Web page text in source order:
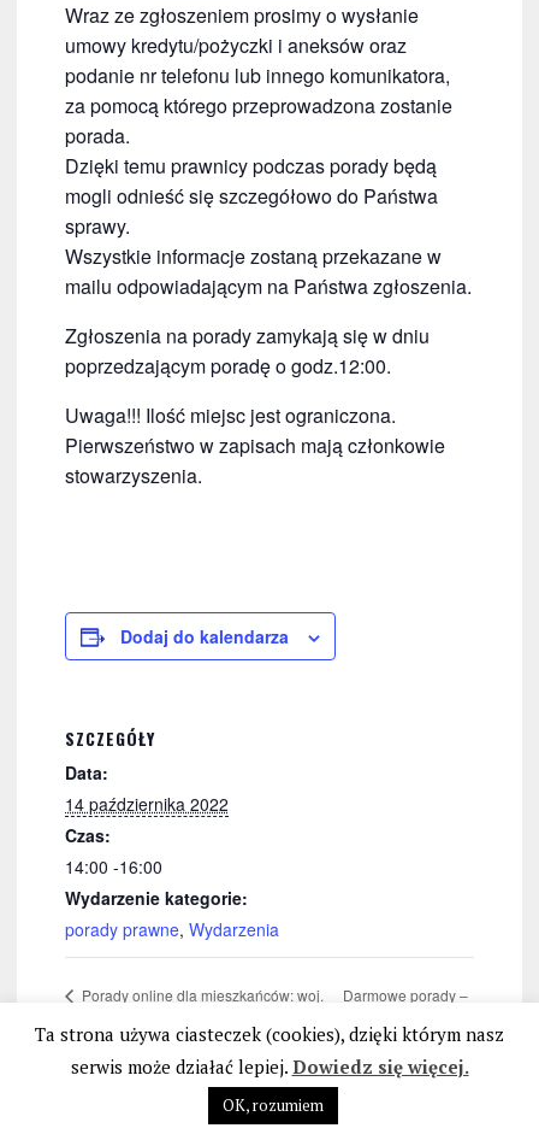
Wraz ze zgłoszeniem prosimy o wysłanie
umowy kredytu/pożyczki i aneksów oraz
podanie nr telefonu lub innego komunikatora,
za pomocą którego przeprowadzona zostanie
porada.
Dzięki temu prawnicy podczas porady będą
mogli odnieść się szczegółowo do Państwa
sprawy.
Wszystkie informacje zostaną przekazane w
mailu odpowiadającym na Państwa zgłoszenia.
Zgłoszenia na porady zamykają się w dniu
poprzedzającym poradę o godz.12:00.
Uwaga!!! Ilość miejsc jest ograniczona.
Pierwszeństwo w zapisach mają członkowie
stowarzyszenia.
Dodaj do kalendarza
SZCZEGÓŁY
Data:
14 października 2022
Czas:
14:00 -16:00
Wydarzenie kategorie:
porady prawne, Wydarzenia
Porady online dla mieszkańców: woj.
Darmowe porady –
Kraków
Ta strona używa ciasteczek (cookies), dzięki którym nasz
serwis może działać lepiej. Dowiedz się więcej.
OK, rozumiem